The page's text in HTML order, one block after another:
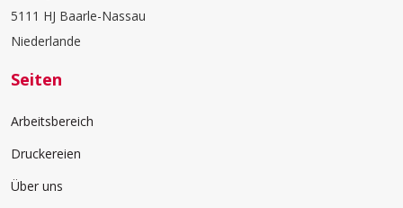
5111 HJ Baarle-Nassau
Niederlande
Seiten
Arbeitsbereich
Druckereien
Über uns